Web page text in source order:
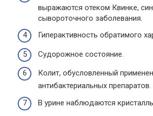
выражаются отеком Квинке,
сывороточного заболевания.
Гиперактивность обратимого
Судорожное состояние.
Колит, обусловленный
антибактериальных препаратов.
В урине наблюдаются